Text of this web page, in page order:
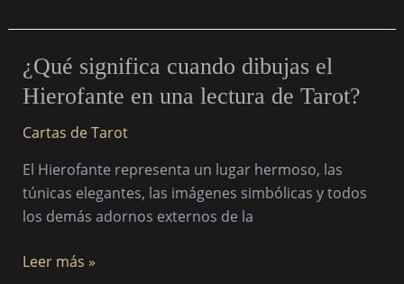
cartas
del
tarot?
¿Qué significa cuando dibujas el
Hierofante en una lectura de Tarot?
Cartas de Tarot
El Hierofante representa un lugar hermoso, las
túnicas elegantes, las imágenes simbólicas y todos
los demás adornos externos de la
¿Qué
significa
cuando
dibujas
Hierofante
en
una
de
Leer más »